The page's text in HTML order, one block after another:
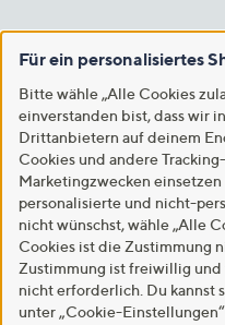
Für ein personalisiertes
Bitte wähle „Alle Cookies
einverstanden bist, dass wir
Drittanbietern auf deinem
Cookies und andere
Marketingzwecken
personalisierte und nicht-
nicht wünschst, wähle „Alle
Cookies ist die Zustimmung
Zustimmung ist freiwillig
nicht erforderlich. Du kannst
unter „Cookie-